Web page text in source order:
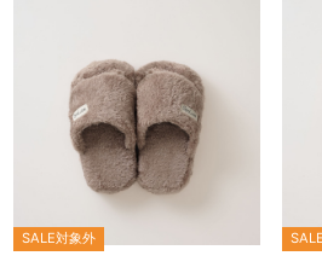
SALE対象外